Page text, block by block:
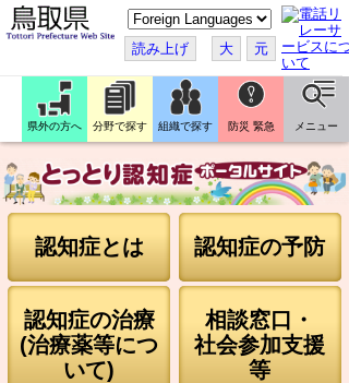
こ
の
ペ
ー
ジ
翻
訳
す
る
読み上げ 大 元
県外の方へ 分野で探す 組織で探す 防災 緊急 メニュー
認知症とは 認知症の予防
認知症の治療
(治療薬等につ
いて)
相談窓口・
社会参加支援
等